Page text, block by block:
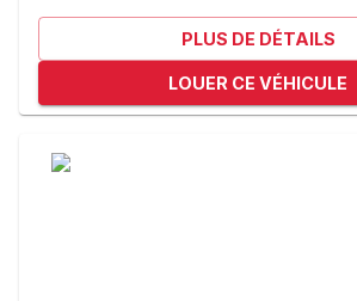
PLUS DE DÉTAILS
LOUER CE VÉHICULE